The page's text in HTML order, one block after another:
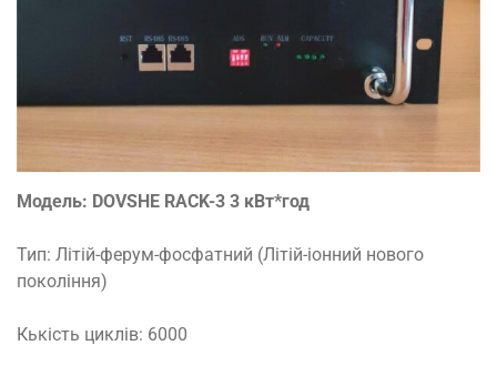
Модель: DOVSHE RACK-3 3 кВт*год
Тип: Літій-ферум-фосфатний (Літій-іонний нового
покоління)
Кькість циклів: 6000